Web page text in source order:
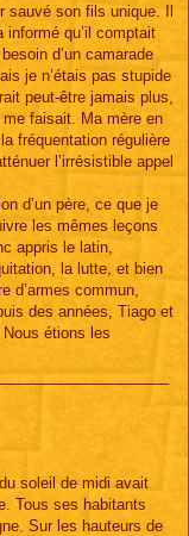
sauvé son fils unique. Il
informé qu’il comptait
d’un camarade
je n’étais pas stupide
peut-être jamais plus,
me faisait. Ma mère en
fréquentation régulière
l’irrésistible appel
d’un père, ce que je
les mêmes leçons
appris le latin,
la lutte, et bien
d’armes commun,
des années, Tiago et
étions les
soleil de midi avait
Tous ses habitants
Sur les hauteurs de